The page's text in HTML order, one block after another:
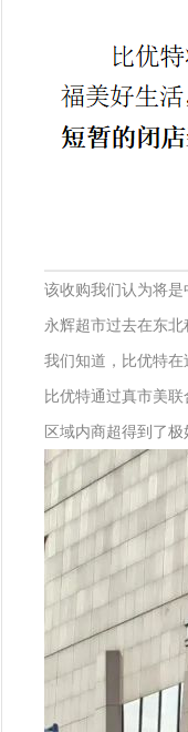
该收购我们认为将
永辉超市过去在东
我们知道，比优特
比优特通过真市美
区域内商超得到了